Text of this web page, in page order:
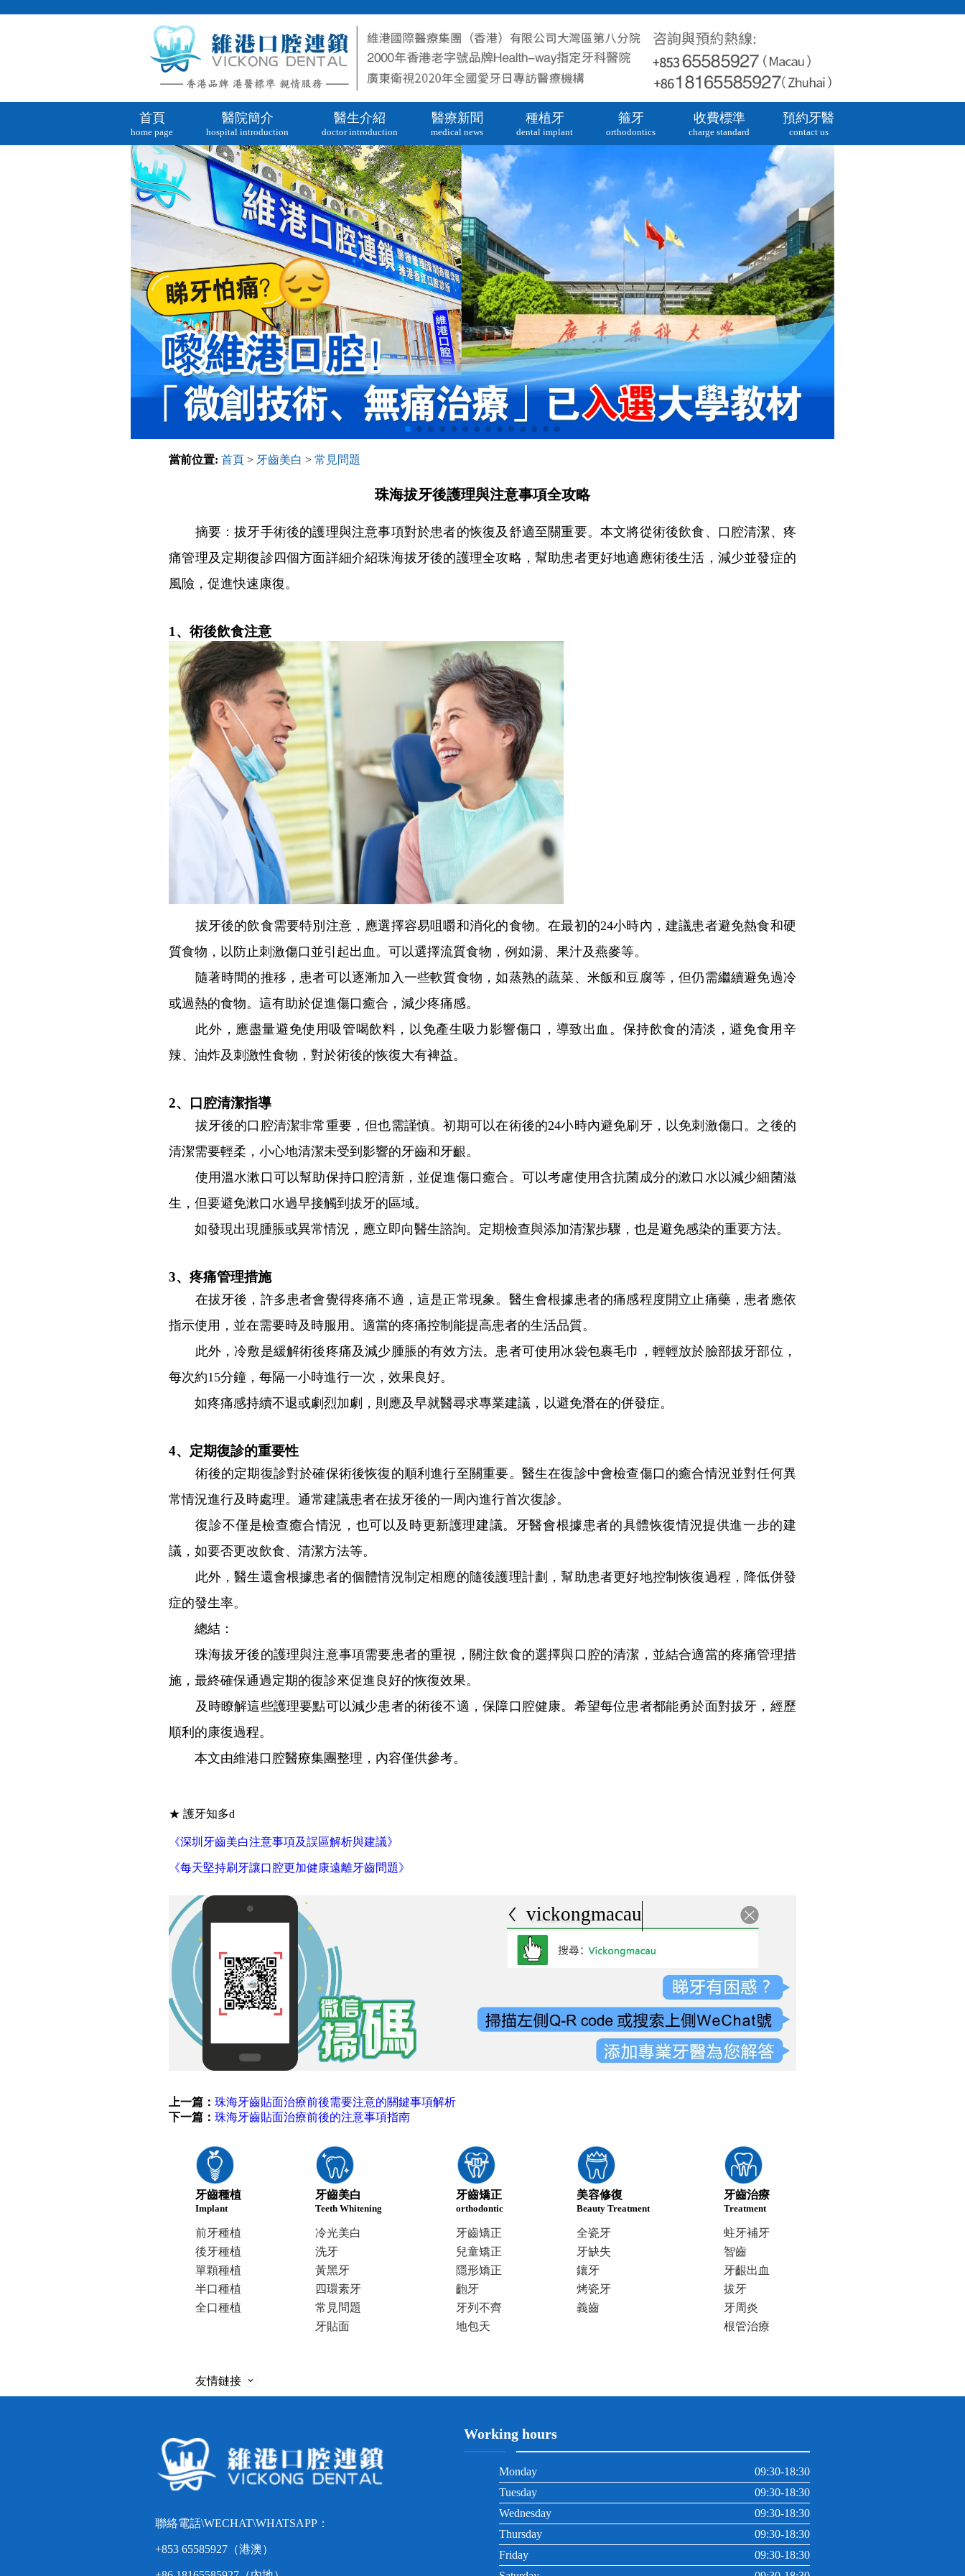
首頁
home page
醫院簡介
hospital introduction
醫生介紹
doctor introduction
醫療新聞
medical news
種植牙
dental implant
箍牙
orthodontics
收費標準
charge standard
預約牙醫
contact us
當前位置: 首頁 > 牙齒美白 >常見問題
珠海拔牙後護理與注意事項全攻略
摘要：拔牙手術後的護理與注意事項對於患者的恢復及舒適至關重要。本文將從術後飲食、口腔清潔、疼
痛管理及定期復診四個方面詳細介紹珠海拔牙後的護理全攻略，幫助患者更好地適應術後生活，減少並發症的
風險，促進快速康復。
1、術後飲食注意
拔牙後的飲食需要特別注意，應選擇容易咀嚼和消化的食物。在最初的24小時內，建議患者避免熱食和硬
質食物，以防止刺激傷口並引起出血。可以選擇流質食物，例如湯、果汁及燕麥等。
隨著時間的推移，患者可以逐漸加入一些軟質食物，如蒸熟的蔬菜、米飯和豆腐等，但仍需繼續避免過冷
或過熱的食物。這有助於促進傷口癒合，減少疼痛感。
此外，應盡量避免使用吸管喝飲料，以免產生吸力影響傷口，導致出血。保持飲食的清淡，避免食用辛
辣、油炸及刺激性食物，對於術後的恢復大有裨益。
2、口腔清潔指導
拔牙後的口腔清潔非常重要，但也需謹慎。初期可以在術後的24小時內避免刷牙，以免刺激傷口。之後的
清潔需要輕柔，小心地清潔未受到影響的牙齒和牙齦。
使用溫水漱口可以幫助保持口腔清新，並促進傷口癒合。可以考慮使用含抗菌成分的漱口水以減少細菌滋
生，但要避免漱口水過早接觸到拔牙的區域。
如發現出現腫脹或異常情況，應立即向醫生諮詢。定期檢查與添加清潔步驟，也是避免感染的重要方法。
3、疼痛管理措施
在拔牙後，許多患者會覺得疼痛不適，這是正常現象。醫生會根據患者的痛感程度開立止痛藥，患者應依
指示使用，並在需要時及時服用。適當的疼痛控制能提高患者的生活品質。
此外，冷敷是緩解術後疼痛及減少腫脹的有效方法。患者可使用冰袋包裹毛巾，輕輕放於臉部拔牙部位，
每次約15分鐘，每隔一小時進行一次，效果良好。
如疼痛感持續不退或劇烈加劇，則應及早就醫尋求專業建議，以避免潛在的併發症。
4、定期復診的重要性
術後的定期復診對於確保術後恢復的順利進行至關重要。醫生在復診中會檢查傷口的癒合情況並對任何異
常情況進行及時處理。通常建議患者在拔牙後的一周內進行首次復診。
復診不僅是檢查癒合情況，也可以及時更新護理建議。牙醫會根據患者的具體恢復情況提供進一步的建
議，如要否更改飲食、清潔方法等。
此外，醫生還會根據患者的個體情況制定相應的隨後護理計劃，幫助患者更好地控制恢復過程，降低併發
症的發生率。
總結：
珠海拔牙後的護理與注意事項需要患者的重視，關注飲食的選擇與口腔的清潔，並結合適當的疼痛管理措
施，最終確保通過定期的復診來促進良好的恢復效果。
及時瞭解這些護理要點可以減少患者的術後不適，保障口腔健康。希望每位患者都能勇於面對拔牙，經歷
順利的康復過程。
本文由維港口腔醫療集團整理，內容僅供參考。
★ 護牙知多d
《深圳牙齒美白注意事項及誤區解析與建議》
《每天堅持刷牙讓口腔更加健康遠離牙齒問題》
vickongmacau
上一篇：珠海牙齒貼面治療前後需要注意的關鍵事項解析
下一篇：珠海牙齒貼面治療前後的注意事項指南
牙齒種植
Implant
前牙種植
後牙種植
單顆種植
半口種植
全口種植
牙齒美白
Teeth Whitening
冷光美白
洗牙
黃黑牙
四環素牙
常見問題
牙貼面
牙齒矯正
orthodontic
牙齒矯正
兒童矯正
隱形矯正
齙牙
牙列不齊
地包天
美容修復
Beauty Treatment
全瓷牙
牙缺失
鑲牙
烤瓷牙
義齒
牙齒治療
Treatment
蛀牙補牙
智齒
牙齦出血
拔牙
牙周炎
根管治療
友情鏈接
聯絡電話\WECHAT\WHATSAPP：
+853 65585927（港澳）
Working hours
Monday
09:30-18:30
Tuesday
09:30-18:30
Wednesday
09:30-18:30
Thursday
09:30-18:30
Friday
09:30-18:30